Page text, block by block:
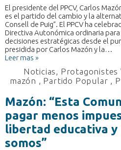
El presidente del PPCV, Carlos
es el partido del cambio y la
Consell de Puig”. El PPCV ha
Directiva Autonómica ordinaria
decisiones estratégicas desde el
presidida por Carlos Mazón y la…
Leer mas »
Noticias, Protagonistes
mazón , Partido Popular ,
Mazón: “Esta
pagar menos
libertad educativa
somos”